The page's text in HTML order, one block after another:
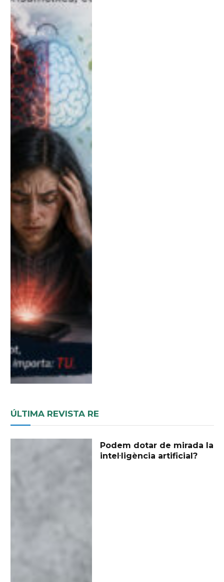
ÚLTIMA REVISTA RE
Podem dotar de mirada la
intel·ligència artificial?